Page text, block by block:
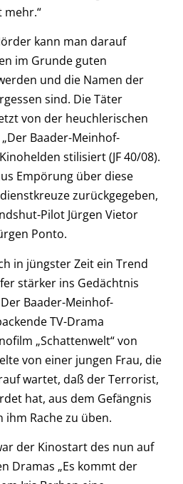
mehr.“
kann man darauf
im Grunde guten
und die Namen der
sind. Die Täter
von der heuchlerischen
Baader-Meinhof-
stilisiert (JF 40/08).
Empörung über diese
zurückgegeben,
Pilot Jürgen Vietor
Ponto.
in jüngster Zeit ein Trend
stärker ins Gedächtnis
Baader-Meinhof-
TV-Drama
„Schattenwelt“ von
von einer jungen Frau, die
wartet, daß der Terrorist,
hat, aus dem Gefängnis
ihm Rache zu üben.
der Kinostart des nun auf
Dramas „Es kommt der